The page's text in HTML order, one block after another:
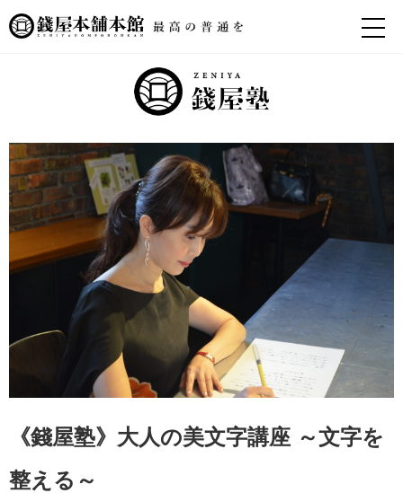
《錢屋塾》大人の美文字講座 ～文字を
整える～